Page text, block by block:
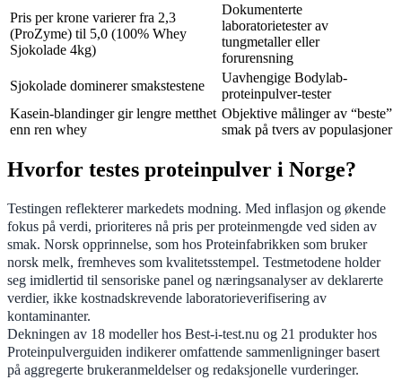
Pris per krone varierer fra 2,3
(ProZyme) til 5,0 (100% Whey
Sjokolade 4kg)
Dokumenterte
laboratorietester av
tungmetaller eller
forurensning
Sjokolade dominerer smakstestene
Uavhengige Bodylab-
proteinpulver-tester
Kasein-blandinger gir lengre metthet
enn ren whey
Objektive målinger av “beste”
smak på tvers av populasjoner
Hvorfor testes proteinpulver i Norge?
Testingen reflekterer markedets modning. Med inflasjon og økende
fokus på verdi, prioriteres nå pris per proteinmengde ved siden av
smak. Norsk opprinnelse, som hos Proteinfabrikken som bruker
norsk melk, fremheves som kvalitetsstempel. Testmetodene holder
seg imidlertid til sensoriske panel og næringsanalyser av deklarerte
verdier, ikke kostnadskrevende laboratorieverifisering av
kontaminanter.
Dekningen av 18 modeller hos Best-i-test.nu og 21 produkter hos
Proteinpulverguiden indikerer omfattende sammenligninger basert
på aggregerte brukeranmeldelser og redaksjonelle vurderinger.